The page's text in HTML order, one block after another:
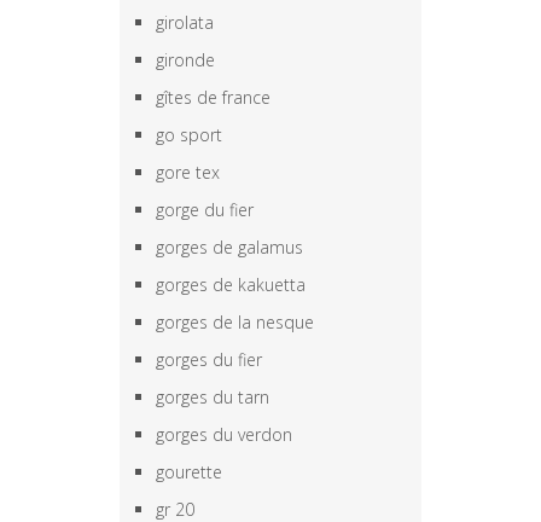
girolata
gironde
gîtes de france
go sport
gore tex
gorge du fier
gorges de galamus
gorges de kakuetta
gorges de la nesque
gorges du fier
gorges du tarn
gorges du verdon
gourette
gr 20